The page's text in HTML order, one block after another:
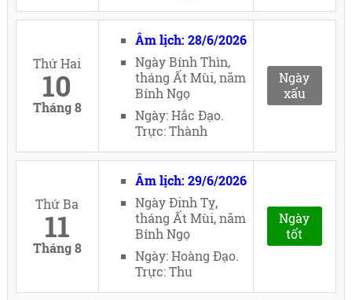
Thứ Hai
10
Tháng 8
Âm lịch: 28/6/2026
Ngày Bính Thìn,
tháng Ất Mùi, năm
Bính Ngọ
Ngày: Hắc Đạo.
Trực: Thành
Ngày
xấu
Thứ Ba
11
Tháng 8
Âm lịch: 29/6/2026
Ngày Đinh Tỵ,
tháng Ất Mùi, năm
Bính Ngọ
Ngày: Hoàng Đạo.
Trực: Thu
Ngày
tốt